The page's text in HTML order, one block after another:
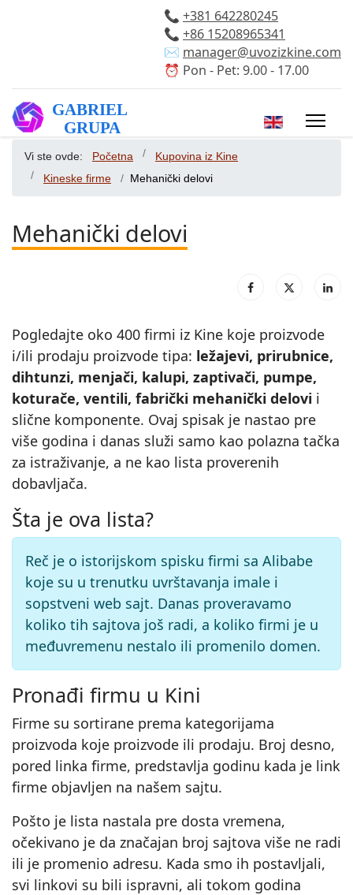
📞 +381 642280245
📞 +86 15208965341
✉️ manager@uvozizkine.com
⏰ Pon - Pet: 9.00 - 17.00
Izaberite vaš
Vi ste ovde: Početna
Kupovina iz Kine
Kineske firme
Mehanički delovi
Mehanički delovi
Pogledajte oko 400 firmi iz Kine koje proizvode
i/ili prodaju proizvode tipa: ležajevi, prirubnice,
dihtunzi, menjači, kalupi, zaptivači, pumpe,
koturače, ventili, fabrički mehanički delovi i
slične komponente. Ovaj spisak je nastao pre
više godina i danas služi samo kao polazna tačka
za istraživanje, a ne kao lista proverenih
dobavljača.
Šta je ova lista?
Reč je o istorijskom spisku firmi sa Alibabe
koje su u trenutku uvrštavanja imale i
sopstveni web sajt. Danas proveravamo
koliko tih sajtova još radi, a koliko firmi je u
međuvremenu nestalo ili promenilo domen.
Pronađi firmu u Kini
Firme su sortirane prema kategorijama
proizvoda koje proizvode ili prodaju. Broj desno,
pored linka firme, predstavlja godinu kada je link
firme objavljen na našem sajtu.
Pošto je lista nastala pre dosta vremena,
očekivano je da značajan broj sajtova više ne radi
ili je promenio adresu. Kada smo ih postavljali,
svi linkovi su bili ispravni, ali tokom godina